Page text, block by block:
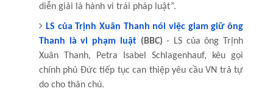
diễn giải là hành vi trái pháp luật”.
LS của Trịnh Xuân Thanh nói việc giam giữ ông
Thanh là vi phạm luật(BBC) - LS của ông Trịnh
Xuân Thanh, Petra Isabel Schlagenhauf, kêu gọi
chính phủ Đức tiếp tục can thiệp yêu cầu VN trả tự
do cho thân chủ.